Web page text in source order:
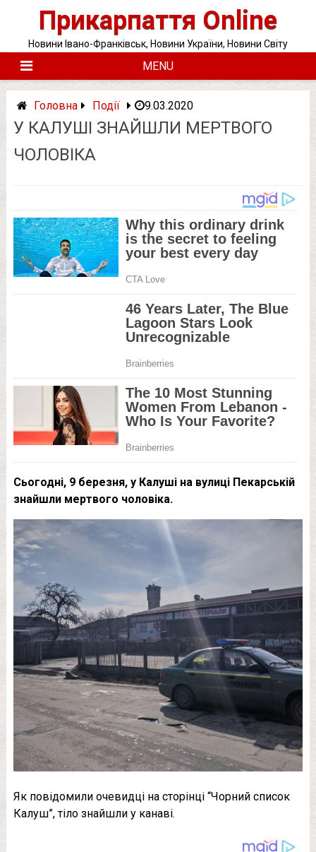
Прикарпаття Online
Новини Івано-Франківськ, Новини України, Новини Світу
MENU
Головна Події 9.03.2020
У КАЛУШІ ЗНАЙШЛИ МЕРТВОГО
ЧОЛОВІКА
Сьогодні, 9 березня, у Калуші на вулиці Пекарській
знайшли мертвого чоловіка.
Як повідомили очевидці на сторінці “Чорний список
Калуш”, тіло знайшли у канаві.